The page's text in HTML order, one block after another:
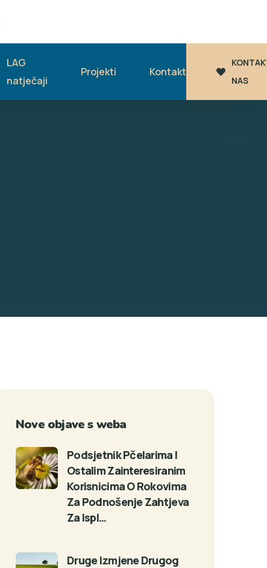
LAG
natječaji
Projekti Kontakt
NAS
Nove objave s weba
Podsjetnik Pčelarima I
Ostalim Zainteresiranim
Korisnicima O Rokovima
Za Podnošenje Zahtjeva
Za Ispl…
Druge Izmjene Drugog